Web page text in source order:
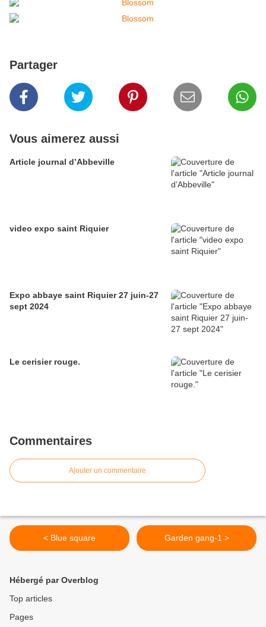
Partager
Vous aimerez aussi
Article journal d’Abbeville
video expo saint Riquier
Expo abbaye saint Riquier 27 juin-27
sept 2024
Le cerisier rouge.
Commentaires
Ajouter un commentaire
< Blue square Garden gang-1 >
Hébergé par Overblog
Top articles
Pages